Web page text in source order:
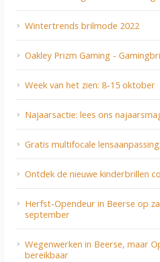
Wintertrends brilmode 2022
Oakley Prizm Gaming -
Week van het zien: 8-15 oktober
Najaarsactie: lees ons
Gratis multifocale
Ontdek de nieuwe kinderbrillen
Herfst-Opendeur in Beerse op
september
Wegenwerken in Beerse, maar
bereikbaar